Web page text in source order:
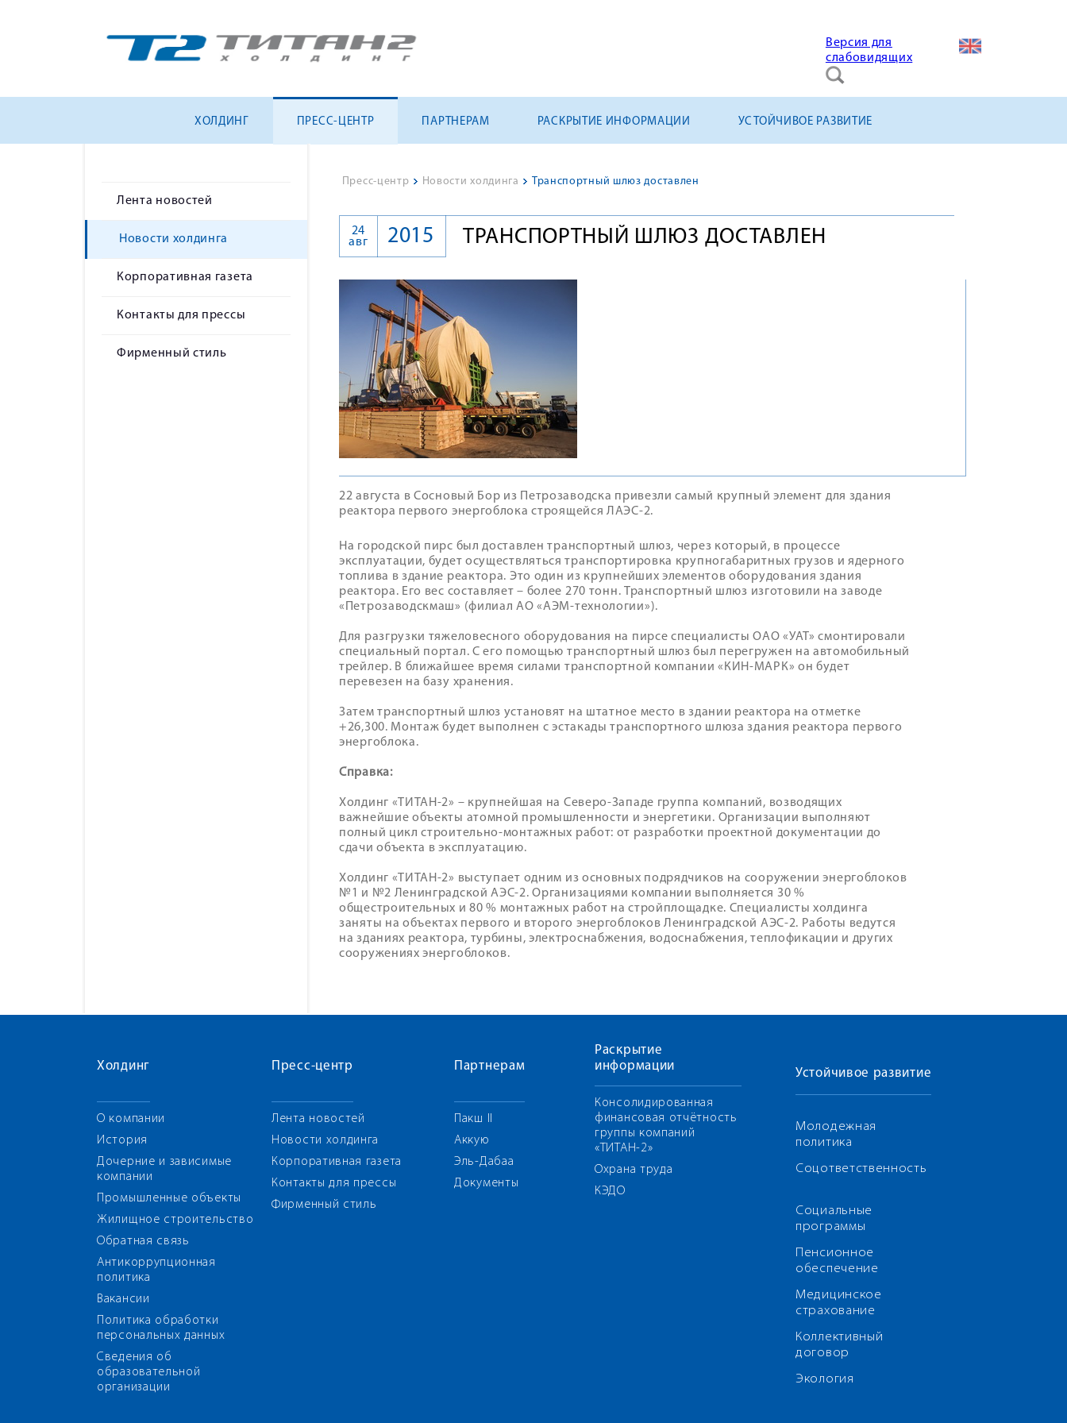
Версия для
слабовидящих
ХОЛДИНГ ПРЕСС-ЦЕНТР ПАРТНЕРАМ РАСКРЫТИЕ ИНФОРМАЦИИ УСТОЙЧИВОЕ РАЗВИТИЕ
Лента новостей
Новости холдинга
Корпоративная газета
Контакты для прессы
Фирменный стиль
Пресс-центр > Новости холдинга > Транспортный шлюз доставлен
ТРАНСПОРТНЫЙ ШЛЮЗ ДОСТАВЛЕН
24
авг
2015
22 августа в Сосновый Бор из Петрозаводска привезли самый крупный элемент для здания
реактора первого энергоблока строящейся ЛАЭС-2.
На городской пирс был доставлен транспортный шлюз, через который, в процессе
эксплуатации, будет осуществляться транспортировка крупногабаритных грузов и ядерного
топлива в здание реактора. Это один из крупнейших элементов оборудования здания
реактора. Его вес составляет – более 270 тонн. Транспортный шлюз изготовили на заводе
«Петрозаводскмаш» (филиал АО «АЭМ-технологии»).
Для разгрузки тяжеловесного оборудования на пирсе специалисты ОАО «УАТ» смонтировали
специальный портал. С его помощью транспортный шлюз был перегружен на автомобильный
трейлер. В ближайшее время силами транспортной компании «КИН-МАРК» он будет
перевезен на базу хранения.
Затем транспортный шлюз установят на штатное место в здании реактора на отметке
+26,300. Монтаж будет выполнен с эстакады транспортного шлюза здания реактора первого
энергоблока.
Cправка:
Холдинг «ТИТАН-2» – крупнейшая на Северо-Западе группа компаний, возводящих
важнейшие объекты атомной промышленности и энергетики. Организации выполняют
полный цикл строительно-монтажных работ: от разработки проектной документации до
сдачи объекта в эксплуатацию.
Холдинг «ТИТАН-2» выступает одним из основных подрядчиков на сооружении энергоблоков
№1 и №2 Ленинградской АЭС-2. Организациями компании выполняется 30 %
общестроительных и 80 % монтажных работ на стройплощадке. Специалисты холдинга
заняты на объектах первого и второго энергоблоков Ленинградской АЭС-2. Работы ведутся
на зданиях реактора, турбины, электроснабжения, водоснабжения, теплофикации и других
сооружениях энергоблоков.
Холдинг
О компании
История
Дочерние и зависимые
компании
Промышленные объекты
Жилищное строительство
Обратная связь
Антикоррупционная
политика
Вакансии
Политика обработки
персональных данных
Сведения об
образовательной
организации
Пресс-центр
Лента новостей
Новости холдинга
Корпоративная газета
Контакты для прессы
Фирменный стиль
Партнерам
Пакш II
Аккую
Эль-Дабаа
Документы
Раскрытие
информации
Консолидированная
финансовая отчётность
группы компаний
«ТИТАН-2»
Охрана труда
КЭДО
Устойчивое развитие
Молодежная
политика
Соцответственность
Социальные
программы
Пенсионное
обеспечение
Медицинское
страхование
Коллективный
договор
Экология